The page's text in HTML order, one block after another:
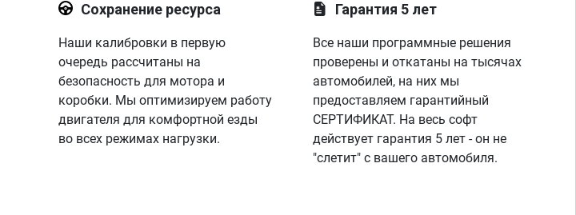
Сохранение ресурса
Наши калибровки в первую
очередь рассчитаны на
безопасность для мотора и
коробки. Мы оптимизируем работу
двигателя для комфортной езды
во всех режимах нагрузки.
Гарантия 5 лет
Все наши программные решения
проверены и откатаны на тысячах
автомобилей, на них мы
предоставляем гарантийный
СЕРТИФИКАТ. На весь софт
действует гарантия 5 лет - он не
"слетит" с вашего автомобиля.